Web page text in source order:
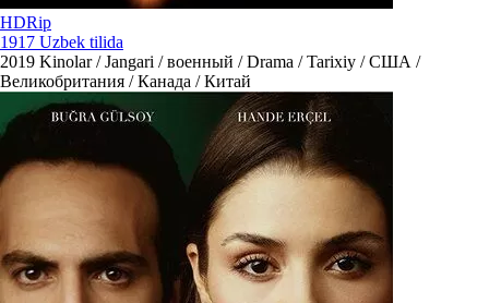
HDRip
1917 Uzbek tilida
2019 Kinolar / Jangari / военный / Drama / Tarixiy / США /
Великобритания / Канада / Китай